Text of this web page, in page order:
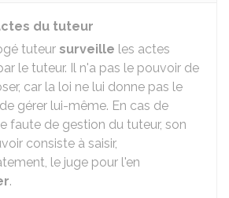
du tuteur
tuteur surveille les actes
le tuteur. Il n'a pas le pouvoir de
car la loi ne lui donne pas le
gérer lui-même. En cas de
faute de gestion du tuteur, son
consiste à saisir,
le juge pour l'en
.